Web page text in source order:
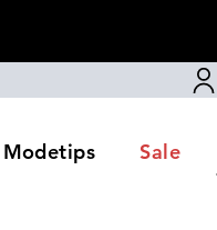
Modetips Sale